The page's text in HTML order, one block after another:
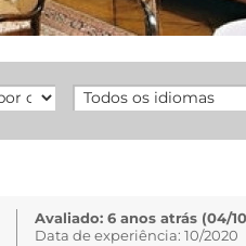
Avaliado: 6 anos atrás (04/
Data de experiência: 10/2020